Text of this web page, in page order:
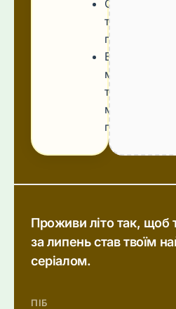
Обіди
та
перекуси
Всі
матеріали
та
медіа-
пакет
Проживи літо так, щоб
за липень став твоїм
серіалом.
ПІБ